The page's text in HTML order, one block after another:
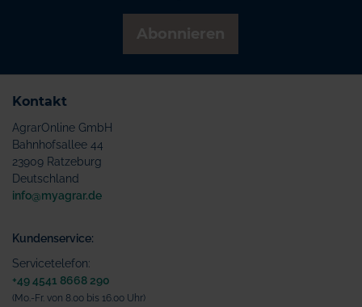
Kontakt
AgrarOnline GmbH
Bahnhofsallee 44
23909 Ratzeburg
Deutschland
info@myagrar.de
Kundenservice:
Servicetelefon:
+49 4541 8668 290
(Mo.-Fr. von 8.00 bis 16.00 Uhr)